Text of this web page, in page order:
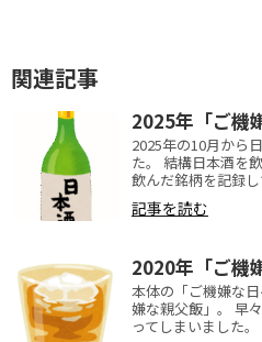
関連記事
2025年「ご機
2025年の10月から
た。 結構日本酒を
飲んだ銘柄を記録
記事を読む
2020年「ご機
本体の「ご機嫌な
嫌な親父飯」。 早
ってしまいました。